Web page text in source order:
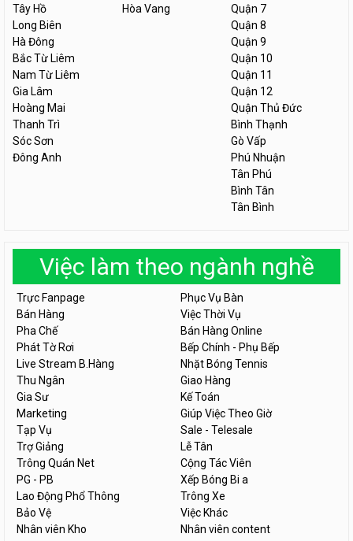
Tây Hồ
Long Biên
Hà Đông
Bắc Từ Liêm
Nam Từ Liêm
Gia Lâm
Hoàng Mai
Thanh Trì
Sóc Sơn
Đông Anh
Hòa Vang
Quận 7
Quận 8
Quận 9
Quận 10
Quận 11
Quận 12
Quận Thủ Đức
Bình Thạnh
Gò Vấp
Phú Nhuận
Tân Phú
Bình Tân
Tân Bình
Việc làm theo ngành nghề
Trực Fanpage
Phục Vụ Bàn
Bán Hàng
Việc Thời Vụ
Pha Chế
Bán Hàng Online
Phát Tờ Rơi
Bếp Chính - Phụ Bếp
Live Stream B.Hàng
Nhặt Bóng Tennis
Thu Ngân
Giao Hàng
Gia Sư
Kế Toán
Marketing
Giúp Việc Theo Giờ
Tạp Vụ
Sale - Telesale
Trợ Giảng
Lễ Tân
Trông Quán Net
Cộng Tác Viên
PG - PB
Xếp Bóng Bi a
Lao Động Phổ Thông
Trông Xe
Bảo Vệ
Việc Khác
Nhân viên Kho
Nhân viên content